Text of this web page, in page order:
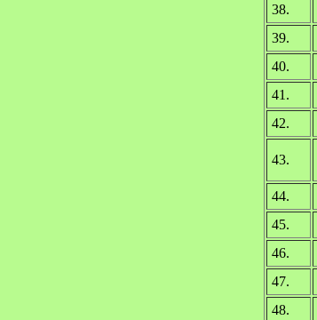
38.
39.
40.
41.
42.
43.
44.
45.
46.
47.
48.